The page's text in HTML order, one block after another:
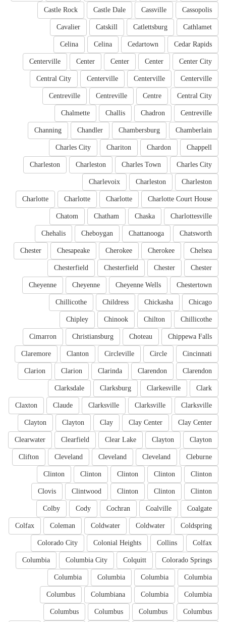
Cassopolis
Cassville
Castle Dale
Castle Rock
Cathlamet
Catlettsburg
Catskill
Cavalier
Cedar Rapids
Cedartown
Celina
Celina
Center City
Center
Center
Center
Centerville
Centerville
Centerville
Centerville
Central City
Central City
Centre
Centreville
Centreville
Centreville
Chadron
Challis
Chalmette
Chamberlain
Chambersburg
Chandler
Channing
Chappell
Chardon
Chariton
Charles City
Charles City
Charles Town
Charleston
Charleston
Charleston
Charleston
Charlevoix
Charlotte Court House
Charlotte
Charlotte
Charlotte
Charlottesville
Chaska
Chatham
Chatom
Chatsworth
Chattanooga
Cheboygan
Chehalis
Chelsea
Cherokee
Cherokee
Chesapeake
Chester
Chester
Chester
Chesterfield
Chesterfield
Chestertown
Cheyenne Wells
Cheyenne
Cheyenne
Chicago
Chickasha
Childress
Chillicothe
Chillicothe
Chilton
Chinook
Chipley
Chippewa Falls
Choteau
Christiansburg
Cimarron
Cincinnati
Circle
Circleville
Clanton
Claremore
Clarendon
Clarendon
Clarinda
Clarion
Clarion
Clark
Clarkesville
Clarksburg
Clarksdale
Clarksville
Clarksville
Clarksville
Claude
Claxton
Clay Center
Clay Center
Clay
Clayton
Clayton
Clayton
Clayton
Clear Lake
Clearfield
Clearwater
Cleburne
Cleveland
Cleveland
Cleveland
Clifton
Clinton
Clinton
Clinton
Clinton
Clinton
Clinton
Clinton
Clinton
Clintwood
Clovis
Coalgate
Coalville
Cochran
Cody
Colby
Coldspring
Coldwater
Coldwater
Coleman
Colfax
Colfax
Collins
Colonial Heights
Colorado City
Colorado Springs
Colquitt
Columbia City
Columbia
Columbia
Columbia
Columbia
Columbia
Columbia
Columbia
Columbiana
Columbus
Columbus
Columbus
Columbus
Columbus